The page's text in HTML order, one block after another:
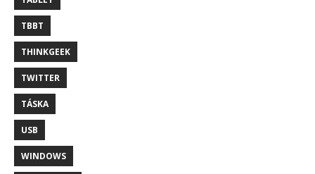
TBBT
THINKGEEK
TWITTER
TÁSKA
USB
WINDOWS